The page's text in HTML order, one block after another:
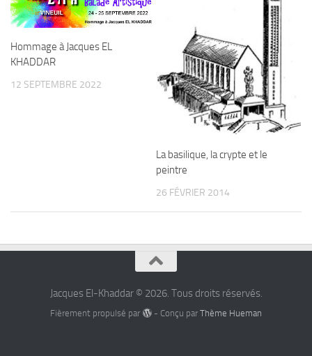
Hommage à Jacques EL
KHADDAR
12 SEPTEMBRE 2022
La basilique, la crypte et le
peintre
26 FÉVRIER 2014
Jacques El-Khaddar © 2026. Tous droits réservés.
Fièrement propulsé par - Conçu par Thème Hueman